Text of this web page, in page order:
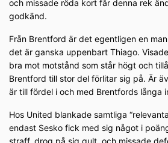
och missade röda kort får denna rek
godkänd.
Från Brentford är det egentligen en
det är ganska uppenbart Thiago.
bra mot motstånd som står högt och
Brentford till stor del förlitar sig på. Är
är till fördel i och med Brentfords långa
Hos United blankade samtliga
endast Sesko fick med sig något i